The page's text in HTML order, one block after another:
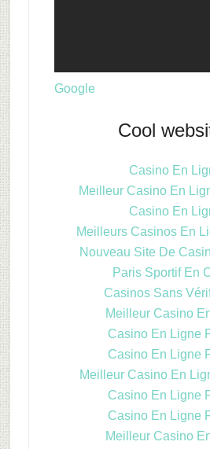
Google
Cool
Casino En
Meilleur Casino En
Casino En
Meilleurs Casinos En
Nouveau Site De
Paris Sportif En
Casinos Sans
Meilleur Casino
Casino En Ligne
Casino En Ligne
Meilleur Casino En
Casino En Ligne
Casino En Ligne
Meilleur Casino